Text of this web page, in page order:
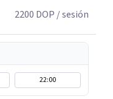
2200 DOP / sesión
22:00